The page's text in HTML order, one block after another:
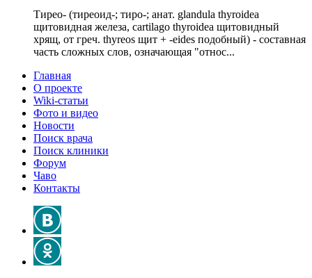
Тирео- (тиреоид-; тиро-; анат. glandula thyroidea
щитовидная железа, cartilago thyroidea щитовидный
хрящ, от греч. thyreos щит + -eides подобный) - составная
часть сложных слов, означающая "относ...
Главная
О проекте
Wiki-статьи
Фото и видео
Новости
Поиск врача
Поиск клиники
Форум
Чаво
Контакты